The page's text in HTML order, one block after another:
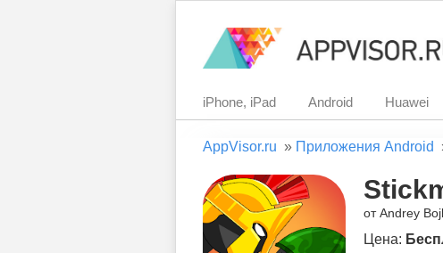
iPhone, iPad Android Huawei
AppVisor.ru » Приложения Android
от Andrey
Цена: